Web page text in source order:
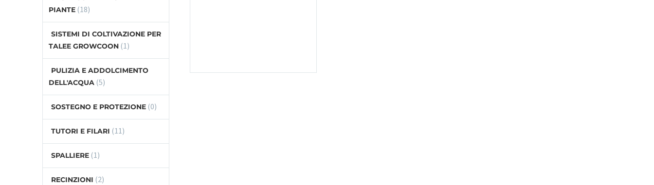
PIANTE (18)
SISTEMI DI COLTIVAZIONE PER
TALEE GROWCOON (1)
PULIZIA E ADDOLCIMENTO
DELL'ACQUA (5)
SOSTEGNO E PROTEZIONE (0)
TUTORI E FILARI (11)
SPALLIERE (1)
RECINZIONI (2)